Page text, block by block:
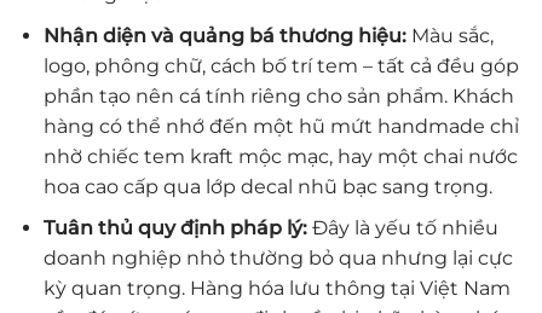
Nhận diện và quảng bá thương hiệu:Màu sắc,
logo, phông chữ, cách bố trí tem – tất cả đều góp
phần tạo nên cá tính riêng cho sản phẩm. Khách
hàng có thể nhớ đến một hũ mứt handmade chỉ
nhờ chiếc tem kraft mộc mạc, hay một chai nước
hoa cao cấp qua lớp decal nhũ bạc sang trọng.
Tuân thủ quy định pháp lý:Đây là yếu tố nhiều
doanh nghiệp nhỏ thường bỏ qua nhưng lại cực
kỳ quan trọng. Hàng hóa lưu thông tại Việt Nam